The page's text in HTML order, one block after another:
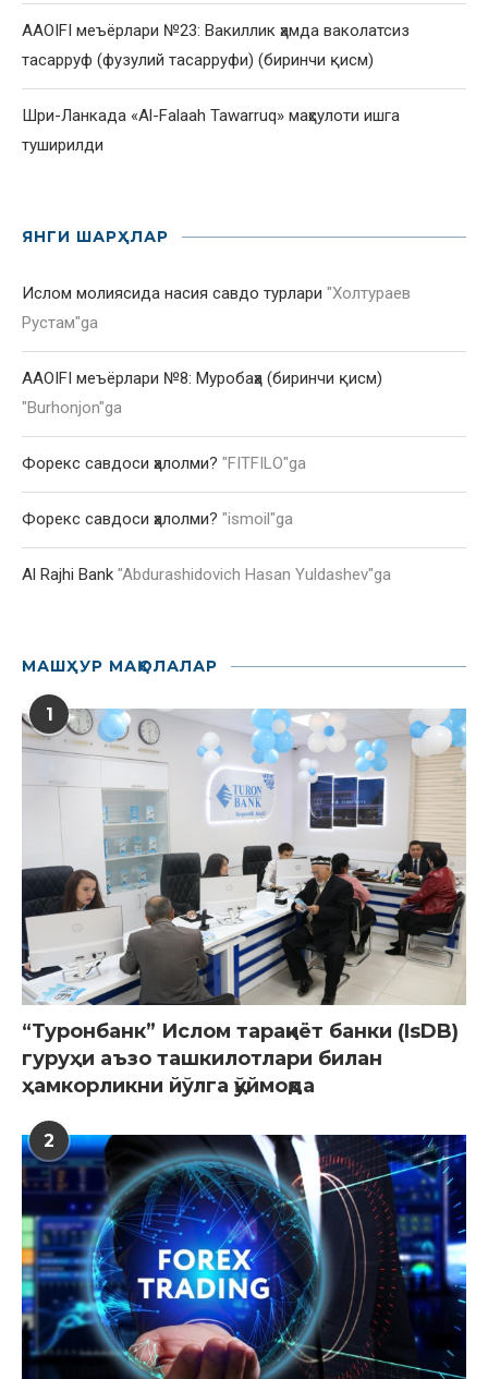
AAOIFI меъёрлари №23: Вакиллик ҳамда ваколатсиз
тасарруф (фузулий тасарруфи) (биринчи қисм)
Шри-Ланкада «Al-Falaah Tawarruq» маҳсулоти ишга
туширилди
ЯНГИ ШАРҲЛАР
Ислом молиясида насия савдо турлари "Холтураев
Рустам"ga
AAOIFI меъёрлари №8: Муробаҳа (биринчи қисм)
"Burhonjon"ga
Форекс савдоси ҳалолми? "FITFILO"ga
Форекс савдоси ҳалолми? "ismoil"ga
Al Rajhi Bank "Abdurashidovich Hasan Yuldashev"ga
МАШҲУР МАҚОЛАЛАР
1
“Туронбанк” Ислом тараққиёт банки (IsDB)
гуруҳи аъзо ташкилотлари билан
ҳамкорликни йўлга қўймоқда
2